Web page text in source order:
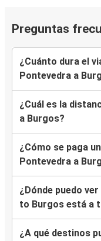
Preguntas
¿Cuánto dura el
Pontevedra a
¿Cuál es la
a Burgos?
¿Cómo se paga
Pontevedra a
¿Dónde puedo
to Burgos está a
¿A qué destinos